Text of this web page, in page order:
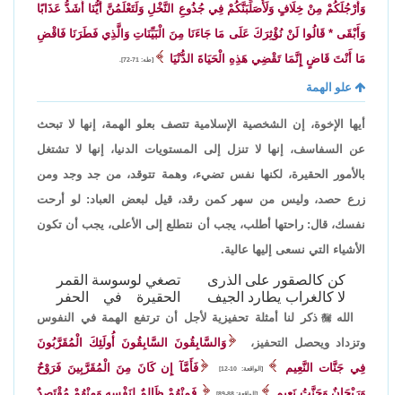
وَأَرْجُلَكُمْ مِنْ خِلَافٍ وَلَأُصَلِّبَنَّكُمْ فِي جُذُوعِ النَّخْلِ وَلَتَعْلَمُنَّ أَيُّنَا أَشَدُّ عَذَابًا
وَأَبْقَى * قَالُوا لَنْ نُؤْثِرَكَ عَلَى مَا جَاءَنَا مِنَ الْبَيِّنَاتِ وَالَّذِي فَطَرَنَا فَاقْضِ
مَا أَنْتَ قَاضٍ إِنَّمَا تَقْضِي هَذِهِ الْحَيَاةَ الدُّنْيَا
[طه: 71-72].
علو الهمة
أيها الإخوة، إن الشخصية الإسلامية تتصف بعلو الهمة، إنها لا تبحث
عن السفاسف، إنها لا تنزل إلى المستويات الدنيا، إنها لا تشتغل
بالأمور الحقيرة، لكنها نفس تضيء، وهمة تتوقد، من جد وجد ومن
زرع حصد، وليس من سهر كمن رقد، قيل لبعض العباد: لو أرحت
نفسك، قال: راحتها أطلب، يجب أن نتطلع إلى الأعلى، يجب أن تكون
الأشياء التي نسعى إليها عالية.
كن كالصقور على الذرى
تصغي لوسوسة القمر
لا كالغراب يطارد الجيف
الحقيرة في الحفر
الله ذكر لنا أمثلة تحفيزية لأجل أن ترتفع الهمة في النفوس
وتزداد ويحصل التحفيز،
وَالسَّابِقُونَ السَّابِقُونَ أُولَئِكَ الْمُقَرَّبُونَ
فِي جَنَّات النَّعِيم
[الواقعة: 10-12]
فَأَمَّآ إِن كَانَ مِنَ الْمُقَرَّبِينَ فَرَوْحٌ
[الواقعة: 88-89]